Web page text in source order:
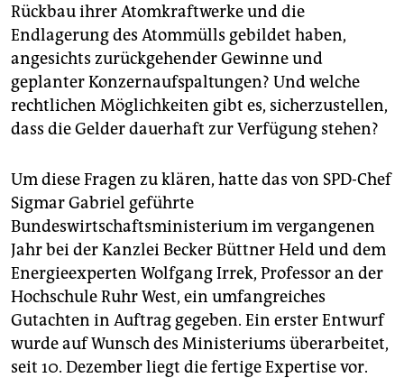
genossenschaft
epaper login
Rückbau ihrer Atomkraftwerke und die
Endlagerung des Atommülls gebildet haben,
angesichts zurückgehender Gewinne und
geplanter Konzernaufspaltungen? Und welche
rechtlichen Möglichkeiten gibt es, sicherzustellen,
dass die Gelder dauerhaft zur Verfügung stehen?
Um diese Fragen zu klären, hatte das von SPD-Chef
Sigmar Gabriel geführte
Bundeswirtschaftsministerium im vergangenen
Jahr bei der Kanzlei Becker Büttner Held und dem
Energieexperten Wolfgang Irrek, Professor an der
Hochschule Ruhr West, ein umfangreiches
Gutachten in Auftrag gegeben. Ein erster Entwurf
wurde auf Wunsch des Ministeriums überarbeitet,
seit 10. Dezember liegt die fertige Expertise vor.